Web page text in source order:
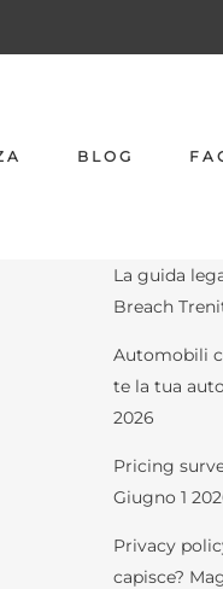
BLOG
La guida
Breach
Automobili
te la tua
2026
Pricing
Giugno 1
Privacy
capisce?